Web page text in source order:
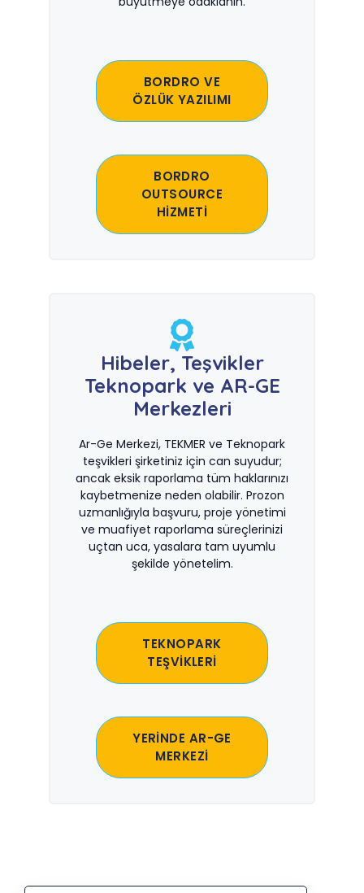
BORDRO VE
ÖZLÜK YAZILIMI
BORDRO
OUTSOURCE
HİZMETİ
Hibeler, Teşvikler
Teknopark ve AR-GE
Merkezleri
Ar-Ge Merkezi, TEKMER ve Teknopark
teşvikleri şirketiniz için can suyudur;
ancak eksik raporlama tüm haklarınızı
kaybetmenize neden olabilir. Prozon
uzmanlığıyla başvuru, proje yönetimi
ve muafiyet raporlama süreçlerinizi
uçtan uca, yasalara tam uyumlu
şekilde yönetelim.
TEKNOPARK
TEŞVİKLERİ
YERİNDE AR-GE
MERKEZİ